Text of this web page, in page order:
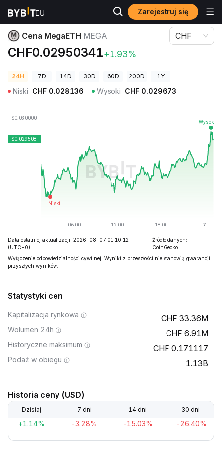
Zarejestruj się
Ceny kryptowalut Cena MegaETH MEGA
Cena MegaETH MEGA
CHF0.02950341+1.93%
CHF
24H 7D 14D 30D 60D 200D 1Y
Niski CHF 0.028136 Wysoki CHF 0.029673
Data ostatniej aktualizacji: 2026-08-07 01:10:12
(UTC+0)
Źródło danych:
CoinGecko
Wyłączenie odpowiedzialności cywilnej: Wyniki z przeszłości nie stanowią gwarancji
przyszłych wyników.
Statystyki cen
Kapitalizacja rynkowa 33.36M
Wolumen 24h 6.91M
Historyczne maksimum 0.171117
Podaż w obiegu 1.13B
Historia ceny (USD)
Dzisiaj 7 dni 14 dni 30 dni
+1.14% -3.28% -15.03% -26.40%